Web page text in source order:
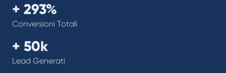
+ 293%
Conversioni Totali
+ 50k
Lead Generati